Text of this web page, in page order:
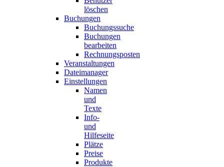
löschen
Buchungen
Buchungssuche
Buchungen
bearbeiten
Rechnungsposten
Veranstaltungen
Dateimanager
Einstellungen
Namen
und
Texte
Info-
und
Hilfeseite
Plätze
Preise
Produkte